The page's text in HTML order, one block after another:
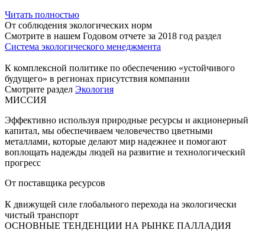
Читать полностью
От соблюдения экологических норм
Смотрите в нашем Годовом отчете за 2018 год раздел
Система экологического менеджмента
К комплексной политике по обеспечению «устойчивого
будущего» в регионах присутствия компании
Смотрите раздел Экология
МИССИЯ
Эффективно используя природные ресурсы и акционерный
капитал, мы обеспечиваем человечество цветными
металлами, которые делают мир надежнее и помогают
воплощать надежды людей на развитие и технологический
прогресс
От поставщика ресурсов
К движущей силе глобального перехода на экологически
чистый транспорт
ОСНОВНЫЕ ТЕНДЕНЦИИ НА РЫНКЕ ПАЛЛАДИЯ